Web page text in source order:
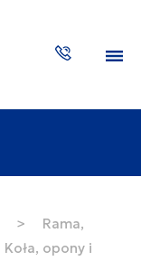
SZUKAJ
>
Rama,
Koła, opony i